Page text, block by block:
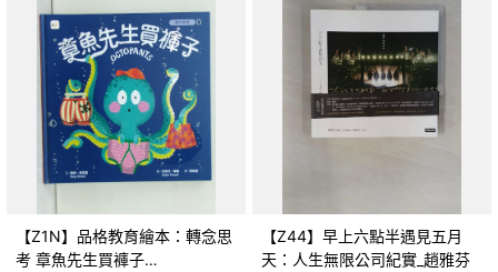
【Z1N】品格教育繪本：轉念思
考 章魚先生買褲子
【Z44】早上六點半遇見五月
天：人生無限公司紀實_趙雅芬